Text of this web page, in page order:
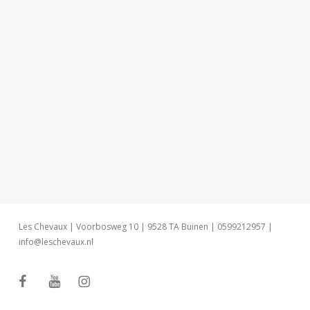
Les Chevaux | Voorbosweg 10 | 9528 TA Buinen | 0599212957 |
info@leschevaux.nl